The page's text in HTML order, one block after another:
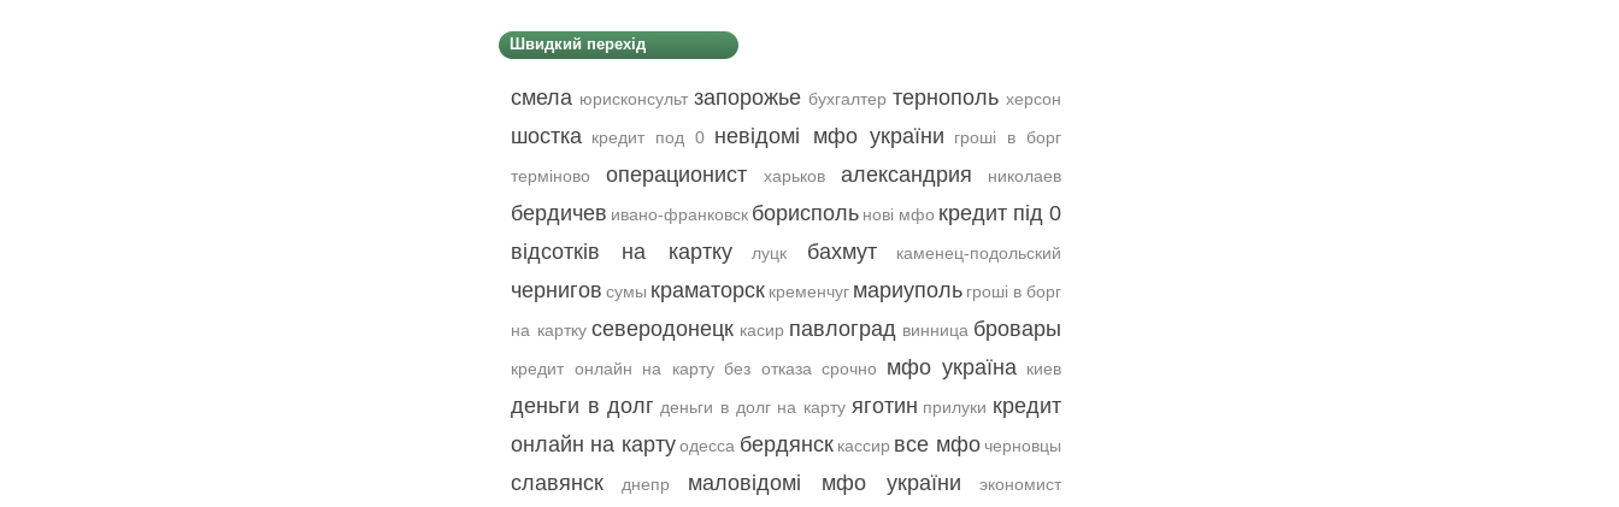
Швидкий перехід
смела юрисконсульт запорожье бухгалтер тернополь херсон
шостка кредит под 0 невідомі мфо україни
гроші в борг
терміново
операционист харьков александрия николаев
бердичев ивано-франковск борисполь нові мфо кредит під 0
відсотків на картку
луцк бахмут каменец-подольский
чернигов сумы краматорск кременчуг мариуполь гроші в борг
на картку северодонецк касир павлоград винница бровары
кредит онлайн на карту без отказа срочно мфо україна киев
деньги в долг деньги в долг на карту яготин прилуки кредит
онлайн на карту одесса бердянск кассир все мфо черновцы
славянск днепр маловідомі мфо україни экономист